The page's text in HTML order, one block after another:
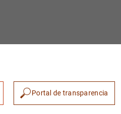
1 2
Portal de transparencia